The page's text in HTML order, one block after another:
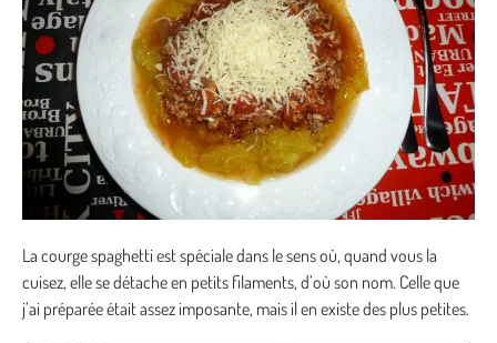
La courge spaghetti est spéciale dans le sens où, quand vous la
cuisez, elle se détache en petits filaments, d’où son nom. Celle que
j’ai préparée était assez imposante, mais il en existe des plus petites.